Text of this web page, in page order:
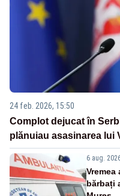
24 feb. 2026, 15:50
Complot dejucat în
plănuiau asasinarea lui
6 aug.
bărbați